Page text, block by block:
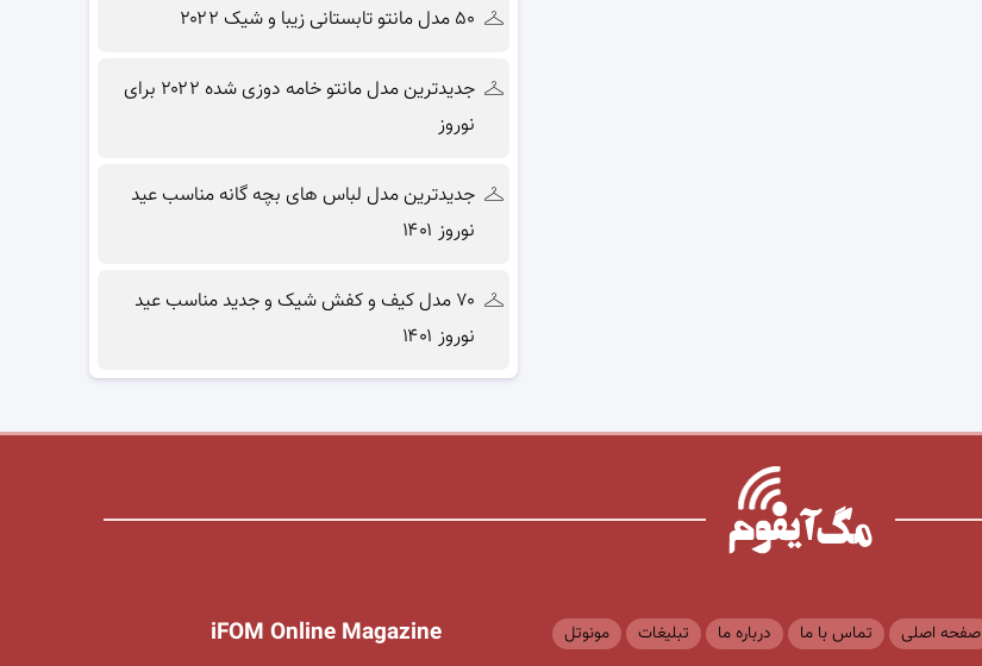
۵۰ مدل مانتو تابستانی زیبا و شیک ۲۰۲۲
جدیدترین مدل مانتو خامه دوزی شده ۲۰۲۲ برای
نوروز
جدیدترین مدل لباس های بچه گانه مناسب عید
نوروز ۱۴۰۱
۷۰ مدل کیف و کفش شیک و جدید مناسب عید
نوروز ۱۴۰۱
iFOM Online Magazine صفحه اصلی تماس با ما درباره ما تبلیغات مونوتل